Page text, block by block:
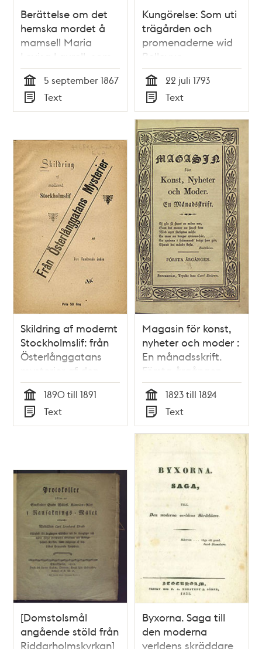
Berättelse om det
hemska mordet å
mamsell Maria
Lovisa Laurell, som
skedde Thorsdagen
d. 5 Sept. 1867 i
huset N:o 12,
Brunnsgatan å
Stockholm, med
porträtt af
möderskan
Margaretha
Larsson-Friberg
Tid
5 september 1867
Typ
Text
Kungörelse: Som uti
trägården och
promenaderne wid
Bellevue
egendom...Stockholm
den 22 julii 1793/ på
dragande kall och
embetets wägnar C.
W. Modée
Tid
22 juli 1793
Typ
Text
Skildring af modernt
Stockholmslif: från
Österlånggatans
mysterier af den
Vandrande Juden
Tid
1890 till 1891
Typ
Text
Magasin för konst,
nyheter och moder :
En månadsskrift.
Första årgången
Tid
1823 till 1824
Typ
Text
[Domstolsmål
angående stöld från
Riddarholmskyrkan]
Byxorna. Saga till
den moderna
verldens skräddare